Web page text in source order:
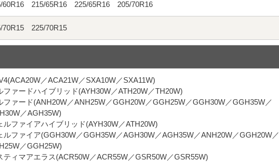
60R16 215/65R16 225/65R16 205/70R16
70R15 225/70R15
／ACA21W／SXA10W／SXA11W)
ファードハイブリッド(AYH30W／ATH20W／TH20W)
ファード(ANH20W／ANH25W／GGH20W／GGH25W／GGH30W／GGH35W／
／AGH35W)
ルファイアハイブリッド(AYH30W／ATH20W)
ルファイア(GGH30W／GGH35W／AGH30W／AGH35W／ANH20W／GGH20W／
／GGH25W)
ティマアエラス(ACR50W／ACR55W／GSR50W／GSR55W)